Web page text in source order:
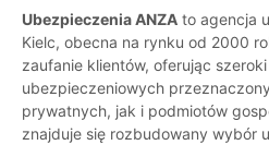
Ubezpieczenia ANZA to agencja
Kielc, obecna na rynku od 2000
zaufanie klientów, oferując szeroki
ubezpieczeniowych
prywatnych, jak i podmiotów
znajduje się rozbudowany wybór